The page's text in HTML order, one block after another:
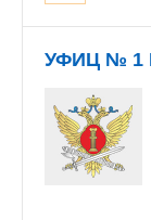
УФИЦ № 1